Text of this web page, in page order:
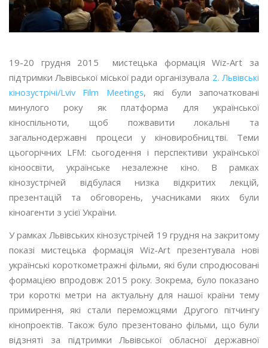
19-20 грудня 2015 мистецька формація Wiz-Art за
підтримки Львівської міської ради організувала 2. Львівські
кінозустрічі/Lviv Film Meetings, які були започатковані
минулого року як платформа для української
кіноспільноти, щоб пожвавити локальні та
загальнодержавні процеси у кіновиробництві. Теми
цьогорічних LFM: сьогодення і перспективи української
кіноосвіти, українське незалежне кіно. В рамках
кінозустрічей відбулася низка відкритих лекцій,
презентацій та обговорень, учасниками яких були
кіноагенти з усієї України.
У рамках Львівських кінозустрічей 19 грудня на закритому
показі мистецька формація Wiz-Art презентувала нові
українські короткометражні фільми, які були спродюсовані
формацією впродовж 2015 року. Зокрема, було показано
три короткі метри на актуальну для нашої країни тему
примирення, які стали переможцями Другого пітчингу
кінопроектів. Також було презентовано фільми, що були
відзняті за підтримки Львівської обласної державної